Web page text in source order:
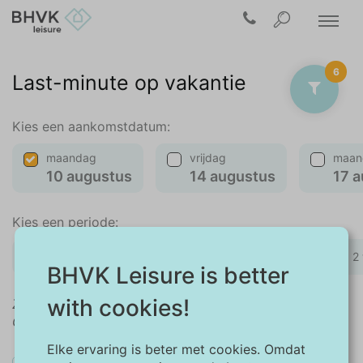
BHVK Leisure is better
with cookies!
Elke ervaring is beter met cookies. Omdat
6
Last-minute op vakantie
Kies een aankomstdatum:
maandag
10 augustus
vrijdag
14 augustus 17
Kies een periode:
2
Zoekt u een andere aankomstdatum of periode?
Gebruik dan de kalender in het filtermenu.